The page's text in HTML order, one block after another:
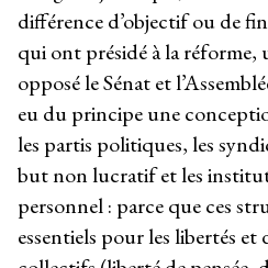
différence d’objectif ou de
qui ont présidé à la réforme,
opposé le Sénat et
eu du principe une
les partis politiques, les
but non lucratif et les
personnel : parce que ces
essentiels pour les libertés